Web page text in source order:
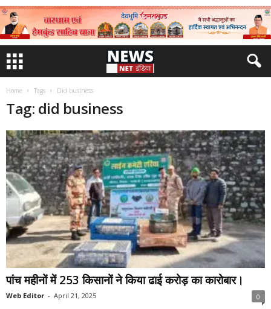
Home Tags Did business
Tag: did business
पांच महीनों में 253 किसानों ने किया ढाई करोड़ का कारोबार।
Web Editor - April 21, 2025 0